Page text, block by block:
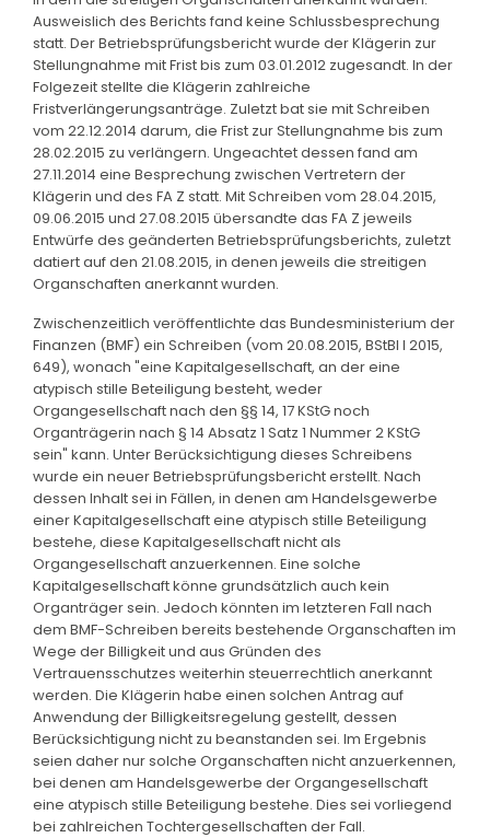
Ausweislich des Berichts fand keine Schlussbesprechung
statt. Der Betriebsprüfungsbericht wurde der Klägerin zur
Stellungnahme mit Frist bis zum 03.01.2012 zugesandt. In der
Folgezeit stellte die Klägerin zahlreiche
Fristverlängerungsanträge. Zuletzt bat sie mit Schreiben
vom 22.12.2014 darum, die Frist zur Stellungnahme bis zum
28.02.2015 zu verlängern. Ungeachtet dessen fand am
27.11.2014 eine Besprechung zwischen Vertretern der
Klägerin und des FA Z statt. Mit Schreiben vom 28.04.2015,
09.06.2015 und 27.08.2015 übersandte das FA Z jeweils
Entwürfe des geänderten Betriebsprüfungsberichts, zuletzt
datiert auf den 21.08.2015, in denen jeweils die streitigen
Organschaften anerkannt wurden.
Zwischenzeitlich veröffentlichte das Bundesministerium der
Finanzen (BMF) ein Schreiben (vom 20.08.2015, BStBl I 2015,
649), wonach "eine Kapitalgesellschaft, an der eine
atypisch stille Beteiligung besteht, weder
Organgesellschaft nach den §§ 14, 17 KStG noch
Organträgerin nach § 14 Absatz 1 Satz 1 Nummer 2 KStG
sein" kann. Unter Berücksichtigung dieses Schreibens
wurde ein neuer Betriebsprüfungsbericht erstellt. Nach
dessen Inhalt sei in Fällen, in denen am Handelsgewerbe
einer Kapitalgesellschaft eine atypisch stille Beteiligung
bestehe, diese Kapitalgesellschaft nicht als
Organgesellschaft anzuerkennen. Eine solche
Kapitalgesellschaft könne grundsätzlich auch kein
Organträger sein. Jedoch könnten im letzteren Fall nach
dem BMF-Schreiben bereits bestehende Organschaften im
Wege der Billigkeit und aus Gründen des
Vertrauensschutzes weiterhin steuerrechtlich anerkannt
werden. Die Klägerin habe einen solchen Antrag auf
Anwendung der Billigkeitsregelung gestellt, dessen
Berücksichtigung nicht zu beanstanden sei. Im Ergebnis
seien daher nur solche Organschaften nicht anzuerkennen,
bei denen am Handelsgewerbe der Organgesellschaft
eine atypisch stille Beteiligung bestehe. Dies sei vorliegend
bei zahlreichen Tochtergesellschaften der Fall.